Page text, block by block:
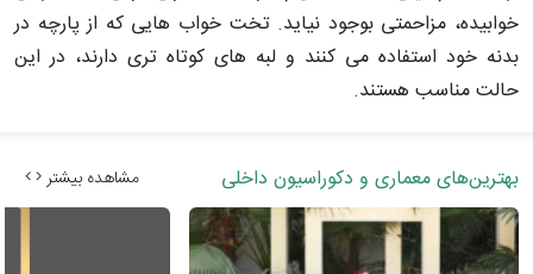
خوابیده، مزاحمتی بوجود نیاید. تخت خواب هایی که از پارچه در
بدنه خود استفاده می کنند و لبه های کوتاه تری دارند، در این
حالت مناسب هستند.
بهترین‌های معماری و دکوراسیون داخلی مشاهده بیشتر